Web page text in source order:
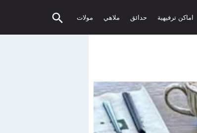
اماكن ترفيهية حدائق ملاهي مولات